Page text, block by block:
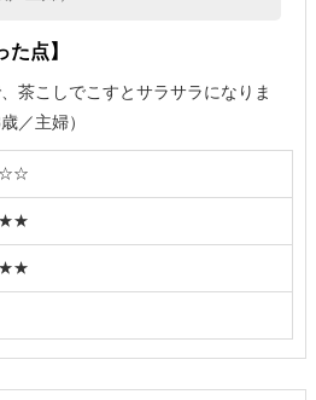
た点】
茶こしでこすとサラサラになりま
／主婦）